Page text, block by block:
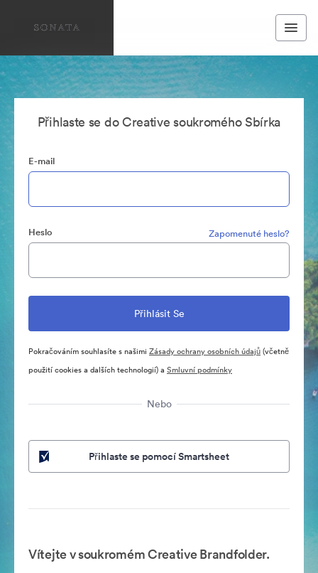
Přihlaste se do Creative soukromého Sbírka
E-mail
Heslo Zapomenuté heslo?
Pokračováním souhlasíte s našimi Zásady ochrany osobních údajů(včetně
použití cookies a dalších technologií) a Smluvní podmínky
Nebo
Přihlaste se pomocí Smartsheet
Vítejte v soukromém Creative Brandfolder.